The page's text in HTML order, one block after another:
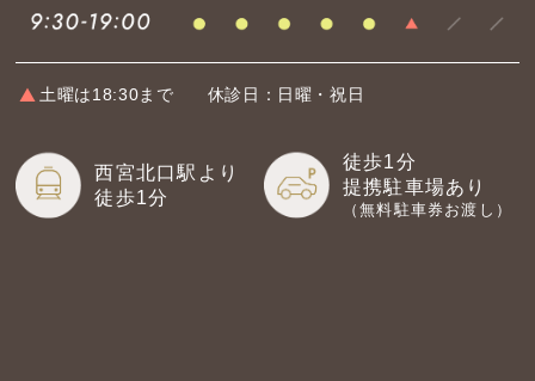
土曜は18:30まで 休診日：日曜・祝日
西宮北口駅より
徒歩1分
徒歩1分
提携駐車場あり
（無料駐車券お渡し）